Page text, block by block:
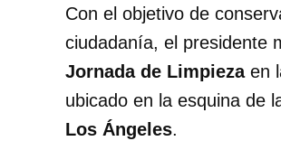
Con el objetivo de
ciudadanía, el presidente
Jornada de Limpiezaen
ubicado en la esquina de
Los Ángeles.